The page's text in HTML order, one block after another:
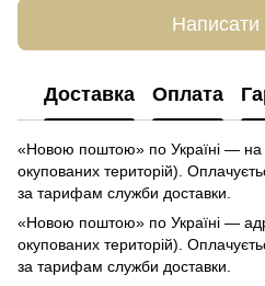
Написати
Доставка Оплата
«Новою поштою» по Україні — на
окупованих територій).
за тарифам служби доставки.
«Новою поштою» по Україні —
окупованих територій).
за тарифам служби доставки.